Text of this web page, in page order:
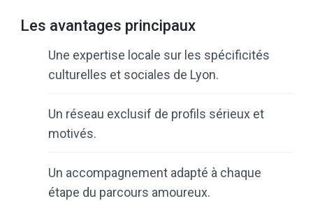
Les avantages principaux
Une expertise locale sur les spécificités
culturelles et sociales de Lyon.
Un réseau exclusif de profils sérieux et
motivés.
Un accompagnement adapté à chaque
étape du parcours amoureux.